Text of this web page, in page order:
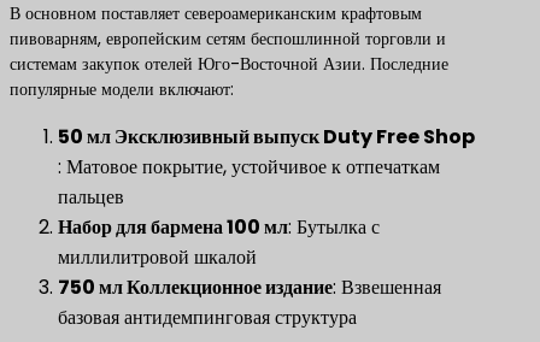
В основном поставляет североамериканским крафтовым
пивоварням, европейским сетям беспошлинной торговли и
системам закупок отелей Юго-Восточной Азии. Последние
популярные модели включают:
​50 мл Эксклюзивный выпуск Duty Free Shop​
: Матовое покрытие, устойчивое к отпечаткам
пальцев
​Набор для бармена 100 мл​​: Бутылка с
миллилитровой шкалой
​750 мл Коллекционное издание​​: Взвешенная
базовая антидемпинговая структура